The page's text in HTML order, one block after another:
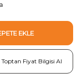
EKLE
Toptan Fiyat Bilgisi Al